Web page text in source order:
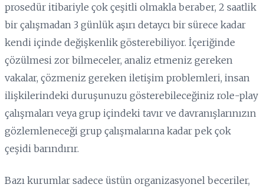
prosedür itibariyle çok çeşitli olmakla beraber, 2 saatlik
bir çalışmadan 3 günlük aşırı detaycı bir sürece kadar
kendi içinde değişkenlik gösterebiliyor. İçeriğinde
çözülmesi zor bilmeceler, analiz etmeniz gereken
vakalar, çözmeniz gereken iletişim problemleri, insan
ilişkilerindeki duruşunuzu gösterebileceğiniz role-play
çalışmaları veya grup içindeki tavır ve davranışlarınızın
gözlemleneceği grup çalışmalarına kadar pek çok
çeşidi barındırır.
Bazı kurumlar sadece üstün organizasyonel beceriler,